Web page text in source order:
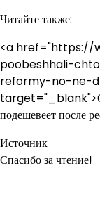
Читайте также:
<a href="https://
poobeshhali-
reformy-no-ne-
подешевеет после
Источник
Спасибо за чтение!